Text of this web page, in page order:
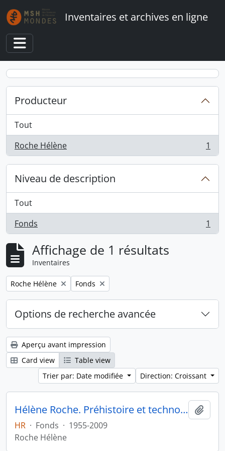
Skip to main content
Inventaires et archives en ligne
Toggle navigation
Producteur
Tout
Roche Hélène
, 1 résultats 1
Niveau de description
Tout
Fonds
, 1 résultats 1
Affichage de 1 résultats
Inventaires
Remove filter:
Roche Hélène Remove filter:
Fonds
Options de recherche avancée
Aperçu avant impression
Card view
Table view
Trier par: Date modifiée
Direction: Croissant
Hélène Roche. Préhistoire et technologie
HR · Fonds · 1955-2009
Roche Hélène